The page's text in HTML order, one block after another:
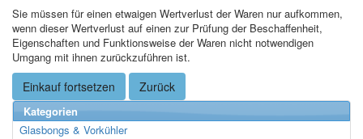
Sie müssen für einen etwaigen Wertverlust der Waren nur aufkommen,
wenn dieser Wertverlust auf einen zur Prüfung der Beschaffenheit,
Eigenschaften und Funktionsweise der Waren nicht notwendigen
Umgang mit ihnen zurückzuführen ist.
Einkauf fortsetzen Zurück
Kategorien
Glasbongs & Vorkühler